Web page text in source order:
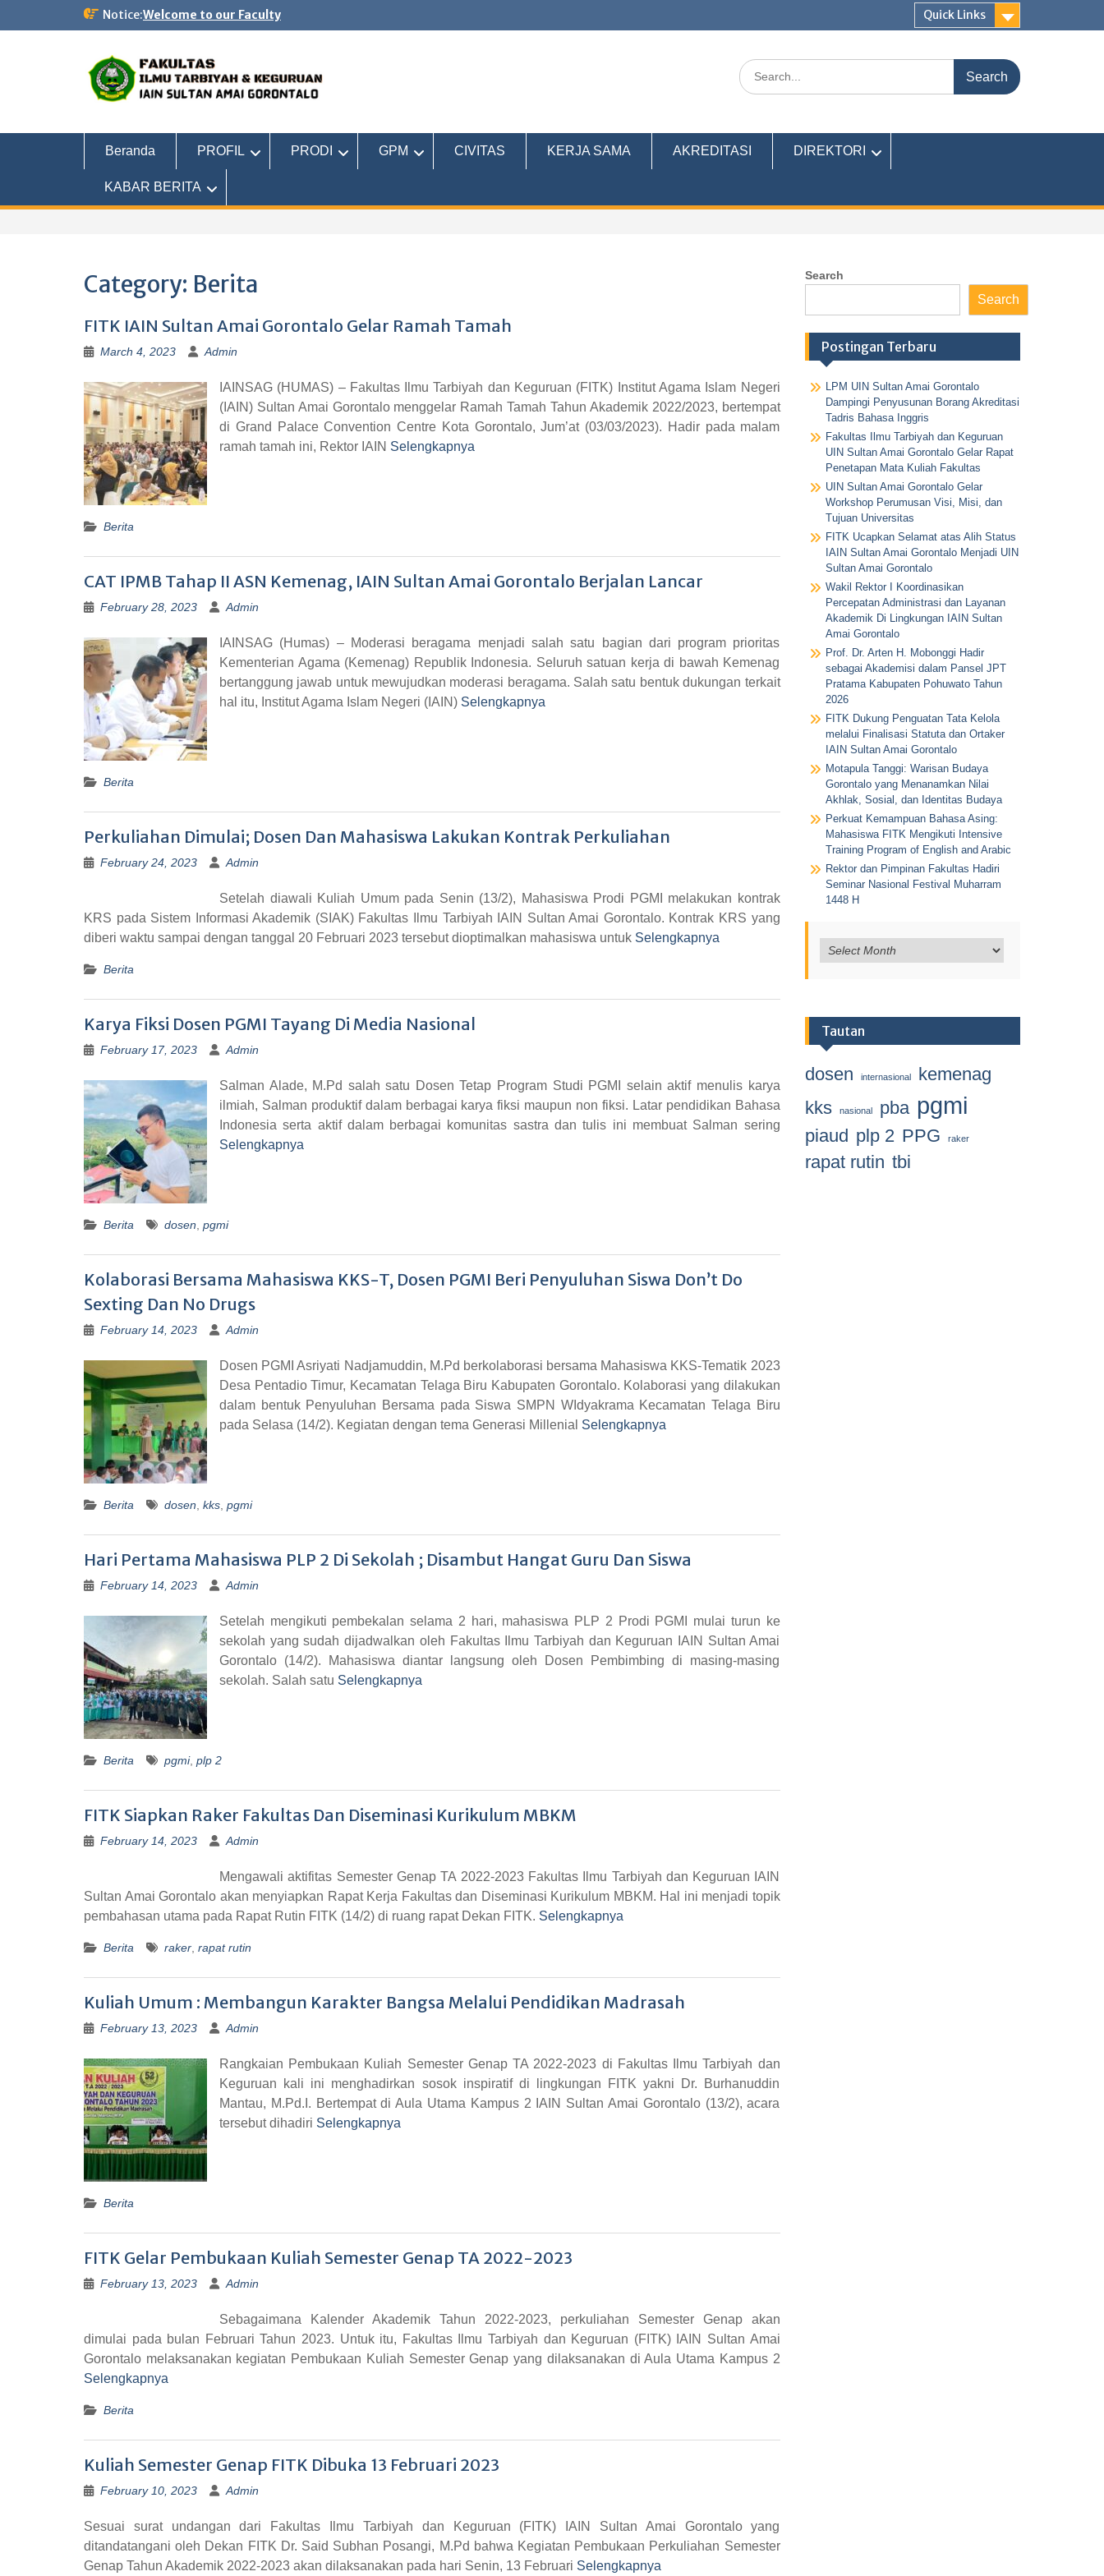
Notice:Welcome to our Faculty Quick Links
Beranda PROFIL PRODI GPM CIVITAS KERJA SAMA AKREDITASI DIREKTORI
KABAR BERITA
Category: Berita
FITK IAIN Sultan Amai Gorontalo Gelar Ramah Tamah
March 4, 2023 Admin
IAINSAG (HUMAS) – Fakultas Ilmu Tarbiyah dan Keguruan (FITK) Institut Agama Islam Negeri
(IAIN) Sultan Amai Gorontalo menggelar Ramah Tamah Tahun Akademik 2022/2023, bertempat
di Grand Palace Convention Centre Kota Gorontalo, Jum’at (03/03/2023). Hadir pada malam
ramah tamah ini, Rektor IAIN Selengkapnya
Berita
CAT IPMB Tahap II ASN Kemenag, IAIN Sultan Amai Gorontalo Berjalan Lancar
February 28, 2023 Admin
IAINSAG (Humas) – Moderasi beragama menjadi salah satu bagian dari program prioritas
Kementerian Agama (Kemenag) Republik Indonesia. Seluruh satuan kerja di bawah Kemenag
bertanggung jawab untuk mewujudkan moderasi beragama. Salah satu bentuk dukungan terkait
hal itu, Institut Agama Islam Negeri (IAIN) Selengkapnya
Berita
Perkuliahan Dimulai; Dosen Dan Mahasiswa Lakukan Kontrak Perkuliahan
February 24, 2023 Admin
Setelah diawali Kuliah Umum pada Senin (13/2), Mahasiswa Prodi PGMI melakukan kontrak
KRS pada Sistem Informasi Akademik (SIAK) Fakultas Ilmu Tarbiyah IAIN Sultan Amai Gorontalo. Kontrak KRS yang
diberi waktu sampai dengan tanggal 20 Februari 2023 tersebut dioptimalkan mahasiswa untuk Selengkapnya
Berita
Karya Fiksi Dosen PGMI Tayang Di Media Nasional
February 17, 2023 Admin
Salman Alade, M.Pd salah satu Dosen Tetap Program Studi PGMI selain aktif menulis karya
ilmiah, Salman produktif dalam berbagai karya fiksi maupun non fiksi. Latar pendidikan Bahasa
Indonesia serta aktif dalam berbagai komunitas sastra dan tulis ini membuat Salman sering
Selengkapnya
Berita dosen pgmi
Kolaborasi Bersama Mahasiswa KKS-T, Dosen PGMI Beri Penyuluhan Siswa Don’t Do
Sexting Dan No Drugs
February 14, 2023 Admin
Dosen PGMI Asriyati Nadjamuddin, M.Pd berkolaborasi bersama Mahasiswa KKS-Tematik 2023
Desa Pentadio Timur, Kecamatan Telaga Biru Kabupaten Gorontalo. Kolaborasi yang dilakukan
dalam bentuk Penyuluhan Bersama pada Siswa SMPN WIdyakrama Kecamatan Telaga Biru
pada Selasa (14/2). Kegiatan dengan tema Generasi Millenial Selengkapnya
Berita dosen kks pgmi
Hari Pertama Mahasiswa PLP 2 Di Sekolah ; Disambut Hangat Guru Dan Siswa
February 14, 2023 Admin
Setelah mengikuti pembekalan selama 2 hari, mahasiswa PLP 2 Prodi PGMI mulai turun ke
sekolah yang sudah dijadwalkan oleh Fakultas Ilmu Tarbiyah dan Keguruan IAIN Sultan Amai
Gorontalo (14/2). Mahasiswa diantar langsung oleh Dosen Pembimbing di masing-masing
sekolah. Salah satu Selengkapnya
Berita pgmi, plp 2
FITK Siapkan Raker Fakultas Dan Diseminasi Kurikulum MBKM
February 14, 2023 Admin
Mengawali aktifitas Semester Genap TA 2022-2023 Fakultas Ilmu Tarbiyah dan Keguruan IAIN
Sultan Amai Gorontalo akan menyiapkan Rapat Kerja Fakultas dan Diseminasi Kurikulum MBKM. Hal ini menjadi topik
pembahasan utama pada Rapat Rutin FITK (14/2) di ruang rapat Dekan FITK. Selengkapnya
Berita raker rapat rutin
Kuliah Umum : Membangun Karakter Bangsa Melalui Pendidikan Madrasah
February 13, 2023 Admin
Rangkaian Pembukaan Kuliah Semester Genap TA 2022-2023 di Fakultas Ilmu Tarbiyah dan
Keguruan kali ini menghadirkan sosok inspiratif di lingkungan FITK yakni Dr. Burhanuddin
Mantau, M.Pd.I. Bertempat di Aula Utama Kampus 2 IAIN Sultan Amai Gorontalo (13/2), acara
tersebut dihadiri Selengkapnya
Berita
FITK Gelar Pembukaan Kuliah Semester Genap TA 2022-2023
February 13, 2023 Admin
Sebagaimana Kalender Akademik Tahun 2022-2023, perkuliahan Semester Genap akan
dimulai pada bulan Februari Tahun 2023. Untuk itu, Fakultas Ilmu Tarbiyah dan Keguruan (FITK) IAIN Sultan Amai
Gorontalo melaksanakan kegiatan Pembukaan Kuliah Semester Genap yang dilaksanakan di Aula Utama Kampus 2
Selengkapnya
Berita
Kuliah Semester Genap FITK Dibuka 13 Februari 2023
February 10, 2023 Admin
Sesuai surat undangan dari Fakultas Ilmu Tarbiyah dan Keguruan (FITK) IAIN Sultan Amai Gorontalo yang
ditandatangani oleh Dekan FITK Dr. Said Subhan Posangi, M.Pd bahwa Kegiatan Pembukaan Perkuliahan Semester
Genap Tahun Akademik 2022-2023 akan dilaksanakan pada hari Senin, 13 Februari Selengkapnya
Search
Search
Postingan Terbaru
LPM UIN Sultan Amai Gorontalo
Dampingi Penyusunan Borang Akreditasi
Tadris Bahasa Inggris
Fakultas Ilmu Tarbiyah dan Keguruan
UIN Sultan Amai Gorontalo Gelar Rapat
Penetapan Mata Kuliah Fakultas
UIN Sultan Amai Gorontalo Gelar
Workshop Perumusan Visi, Misi, dan
Tujuan Universitas
FITK Ucapkan Selamat atas Alih Status
IAIN Sultan Amai Gorontalo Menjadi UIN
Sultan Amai Gorontalo
Wakil Rektor I Koordinasikan
Percepatan Administrasi dan Layanan
Akademik Di Lingkungan IAIN Sultan
Amai Gorontalo
Prof. Dr. Arten H. Mobonggi Hadir
sebagai Akademisi dalam Pansel JPT
Pratama Kabupaten Pohuwato Tahun
2026
FITK Dukung Penguatan Tata Kelola
melalui Finalisasi Statuta dan Ortaker
IAIN Sultan Amai Gorontalo
Motapula Tanggi: Warisan Budaya
Gorontalo yang Menanamkan Nilai
Akhlak, Sosial, dan Identitas Budaya
Perkuat Kemampuan Bahasa Asing:
Mahasiswa FITK Mengikuti Intensive
Training Program of English and Arabic
Rektor dan Pimpinan Fakultas Hadiri
Seminar Nasional Festival Muharram
1448 H
Tautan
dosen internasional
kemenag
kks
nasional pba pgmi
piaud plp 2 PPG raker
rapat rutin tbi